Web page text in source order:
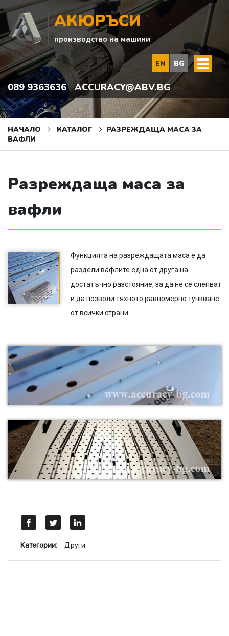
АКЮРЪСИ
производство на машини
EN BG
089 9363636 ACCURACY@ABV.BG
НАЧАЛО КАТАЛОГ
РАЗРЕЖДАЩА МАСА ЗА
ВАФЛИ
Разреждаща маса за
вафли
Функцията на разреждащата маса е да
раздели вафлите една от друга на
достатъчно разстояние, за да не се слепват
и да позволи тяхното равномерно тункване
от всички страни.
Категории: Други